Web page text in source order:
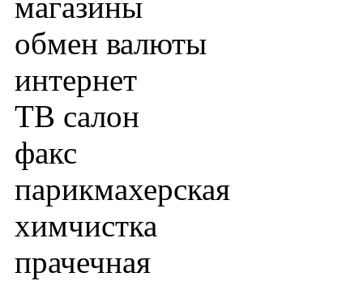
магазины
обмен валюты
интернет
ТВ салон
факс
парикмахерская
химчистка
прачечная